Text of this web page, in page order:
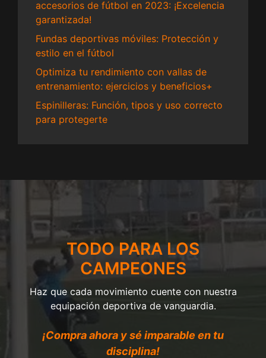
accesorios de fútbol en 2023: ¡Excelencia
garantizada!
Fundas deportivas móviles: Protección y
estilo en el fútbol
Optimiza tu rendimiento con vallas de
entrenamiento: ejercicios y beneficios+
Espinilleras: Función, tipos y uso correcto
para protegerte
TODO PARA LOS
CAMPEONES
Haz que cada movimiento cuente con nuestra
equipación deportiva de vanguardia.
¡Compra ahora y sé imparable en tu
disciplina!